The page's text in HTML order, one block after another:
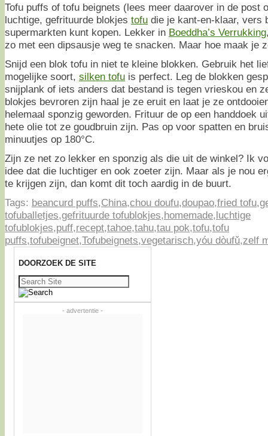
Tofu puffs of tofu beignets (lees meer daarover in de post
luchtige, gefrituurde blokjes tofu die je kant-en-klaar, vers
supermarkten kunt kopen. Lekker in Boeddha’s Verrukking
zo met een dipsausje weg te snacken. Maar hoe maak je
Snijd een blok tofu in niet te kleine blokken. Gebruik het
mogelijke soort, silken tofu is perfect. Leg de blokken
snijplank of iets anders dat bestand is tegen vrieskou en
blokjes bevroren zijn haal je ze eruit en laat je ze
helemaal sponzig geworden. Frituur de op een handdoek
hete olie tot ze goudbruin zijn. Pas op voor spatten en
minuutjes op 180°C.
Zijn ze net zo lekker en sponzig als die uit de winkel? Ik
idee dat die luchtiger en ook zoeter zijn. Maar als je nou
te krijgen zijn, dan komt dit toch aardig in de buurt.
Tags: beancurd puffs,China,chou doufu,doupao,fried tofu,
tofuballetjes,gefrituurde tofublokjes,homemade,luchtige
tofublokjes,puff,recept,tahoe,tahu,tau pok,tofu,tofu
puffs,tofubeignet,Tofubeignets,vegetarisch,yóu dòufǔ,zelf
DOORZOEK DE SITE
Zoeken
naar:
- advertentie -